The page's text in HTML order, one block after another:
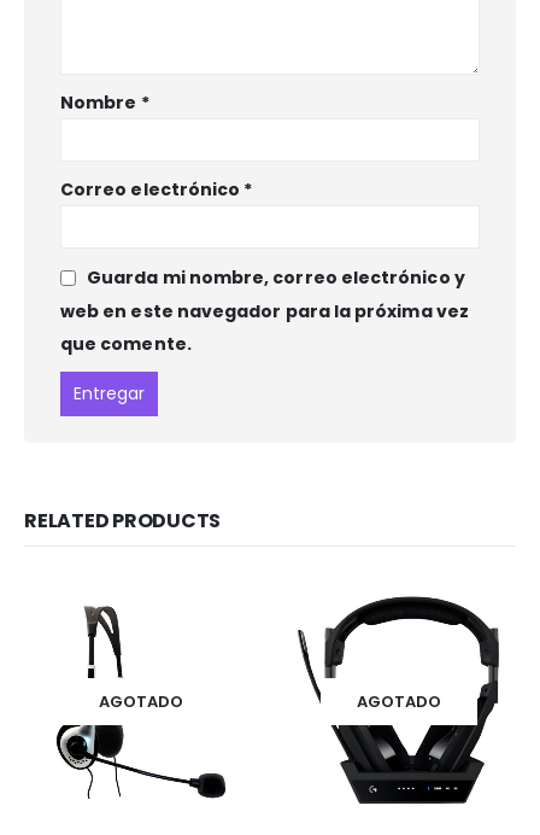
Nombre *
Correo electrónico *
Guarda mi nombre, correo electrónico y
web en este navegador para la próxima vez
que comente.
RELATED PRODUCTS
AGOTADO AGOTADO